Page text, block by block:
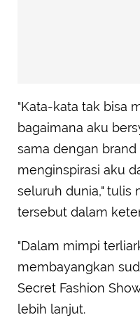
"Kata-kata tak bisa
bagaimana aku
sama dengan brand
menginspirasi aku
seluruh dunia," tulis
tersebut dalam
"Dalam mimpi
membayangkan
Secret Fashion
lebih lanjut.